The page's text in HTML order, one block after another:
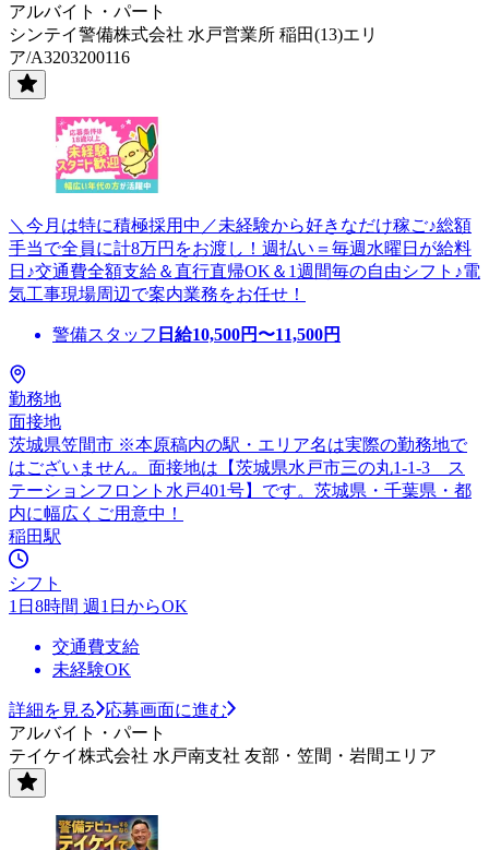
アルバイト・パート
シンテイ警備株式会社 水戸営業所 稲田(13)エリ
ア/A3203200116
＼今月は特に積極採用中／未経験から好きなだけ稼ご♪総額
手当で全員に計8万円をお渡し！週払い＝毎週水曜日が給料
日♪交通費全額支給＆直行直帰OK＆1週間毎の自由シフト♪電
気工事現場周辺で案内業務をお任せ！
警備スタッフ 日給10,500円〜11,500円
勤務地
面接地
茨城県笠間市 ※本原稿内の駅・エリア名は実際の勤務地で
はございません。面接地は【茨城県水戸市三の丸1-1-3 ス
テーションフロント水戸401号】です。茨城県・千葉県・都
内に幅広くご用意中！
稲田駅
シフト
1日8時間 週1日からOK
交通費支給
未経験OK
詳細を見る
応募画面に進む
アルバイト・パート
テイケイ株式会社 水戸南支社 友部・笠間・岩間エリア